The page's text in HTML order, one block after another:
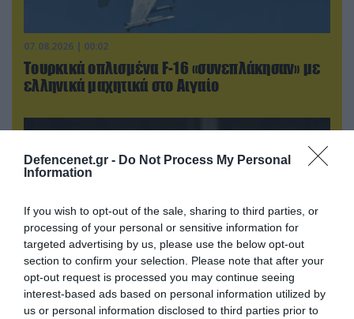
Defencenet.gr - Do Not Process My Personal
Information
If you wish to opt-out of the sale, sharing to third parties, or
processing of your personal or sensitive information for
targeted advertising by us, please use the below opt-out
section to confirm your selection. Please note that after your
opt-out request is processed you may continue seeing
interest-based ads based on personal information utilized by
us or personal information disclosed to third parties prior to
07.08.2026 | 00:02
Τουρκικά οπλισμένα F-16 «συνεπλάκησαν» με
ελληνικά μαχητικά στο Αιγαίο
06.08.2026 | 21:02